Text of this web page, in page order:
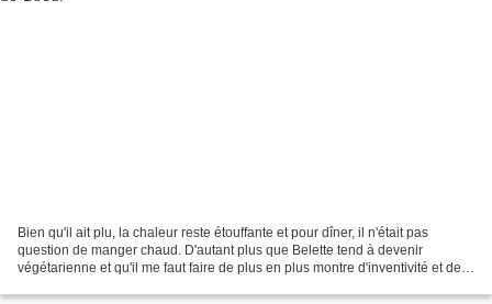
Bien qu'il ait plu, la chaleur reste étouffante et pour dîner, il n'était pas
question de manger chaud. D'autant plus que Belette tend à devenir
végétarienne et qu'il me faut faire de plus en plus montre d'inventivité et de